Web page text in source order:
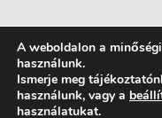
A weboldalon a
használunk.
Ismerje meg
használunk, vagy a
használatukat.